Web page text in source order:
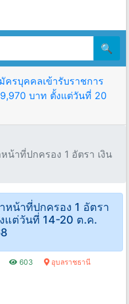
🔍
ครบุคคลเข้ารับราชการ
บาท ตั้งแต่วันที่ 20
น้าที่ปกครอง 1 อัตรา เงิน
หน้าที่ปกครอง 1 อัตรา
แต่วันที่ 14-20 ต.ค.
603 อุบลราชธานี